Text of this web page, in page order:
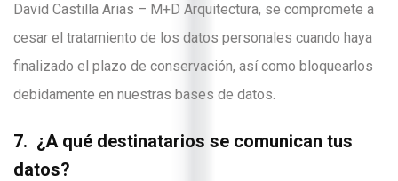
David Castilla Arias – M+D Arquitectura, se compromete a
cesar el tratamiento de los datos personales cuando haya
finalizado el plazo de conservación, así como bloquearlos
debidamente en nuestras bases de datos.
7. ¿A qué destinatarios se comunican tus
datos?